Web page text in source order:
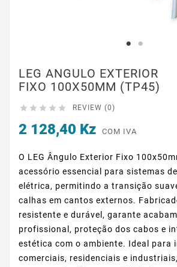
LEG ANGULO EXTERIOR
FIXO 100X50MM (TP45)
     REVIEW (0)
2 128,40 Kz COM IVA
O LEG Ângulo Exterior Fixo
acessório essencial para sistemas
elétrica, permitindo a transição
calhas em cantos externos.
resistente e durável, garante
profissional, proteção dos cabos e
estética com o ambiente. Ideal para
comerciais, residenciais e